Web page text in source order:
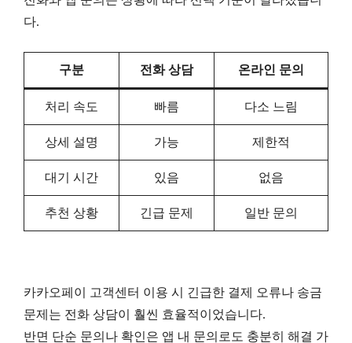
다.
구분 전화 상담 온라인 문의
처리 속도 빠름 다소 느림
상세 설명 가능 제한적
대기 시간 있음 없음
추천 상황 긴급 문제 일반 문의
카카오페이 고객센터 이용 시 긴급한 결제 오류나 송금
문제는 전화 상담이 훨씬 효율적이었습니다.
반면 단순 문의나 확인은 앱 내 문의로도 충분히 해결 가